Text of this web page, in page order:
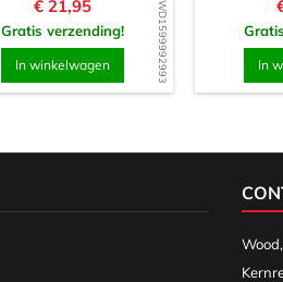
WD1599992993
Prijs
€ 21,95
Gratis verzending!
In winkelwagen In